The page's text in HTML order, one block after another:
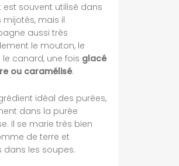
est souvent utilisé dans
mijotés, mais il
aussi très
le mouton, le
canard, une fois glacé
ou caramélisé.
idéal des purées,
dans la purée
Il se marie très bien
de terre et
dans les soupes.